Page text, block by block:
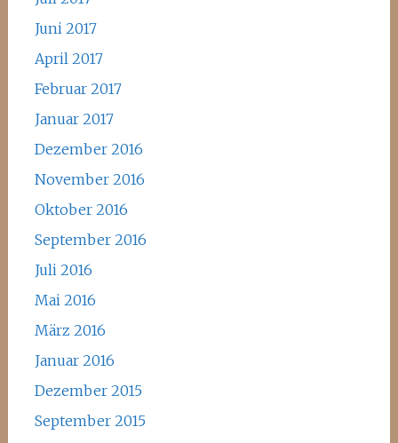
Juni 2017
April 2017
Februar 2017
Januar 2017
Dezember 2016
November 2016
Oktober 2016
September 2016
Juli 2016
Mai 2016
März 2016
Januar 2016
Dezember 2015
September 2015